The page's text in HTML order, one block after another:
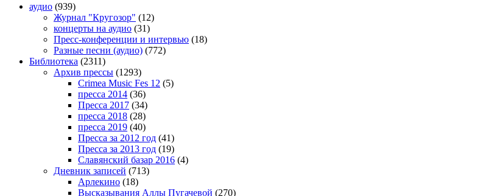
аудио (939)
Журнал "Кругозор" (12)
концерты на аудио (31)
Пресс-конференции и интервью (18)
Разные песни (аудио) (772)
Библиотека (2311)
Архив прессы (1293)
Crimea Music Fes 12 (5)
пресса 2014 (36)
Пресса 2017 (34)
пресса 2018 (28)
пресса 2019 (40)
Пресса за 2012 год (41)
Пресса за 2013 год (19)
Славянский базар 2016 (4)
Дневник записей (713)
Арлекино (18)
Высказывания Аллы Пугачевой (270)